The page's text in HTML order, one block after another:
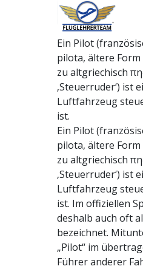
Ein Pilot
pilota, ältere
zu altgriechisch
‚Steuerruder‘) ist
Luftfahrzeug
ist.
Ein Pilot
pilota, ältere
zu altgriechisch
‚Steuerruder‘) ist
Luftfahrzeug
ist. Im offiziellen
deshalb auch oft
bezeichnet.
„Pilot“ im
Führer anderer